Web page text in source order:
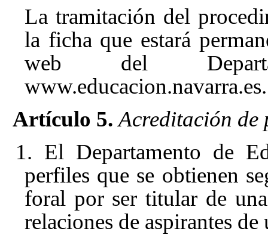
La tramitación del
la ficha que estará
web del
www.educacion.navarra.es.
Artículo 5. Acreditación de
1. El Departamento de
perfiles que se obtienen
foral por ser titular de
relaciones de aspirantes